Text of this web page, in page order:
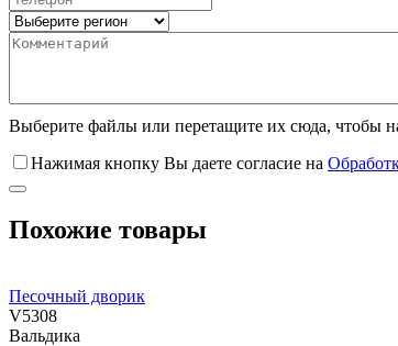
Выберите файлы или перетащите их сюда, чтобы
Нажимая кнопку Вы даете согласие на
Похожие товары
Песочный дворик
V5308
Вальдика